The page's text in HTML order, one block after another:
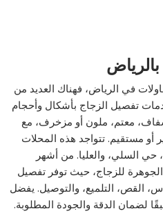
في الرياض، فهناك العديد من
تفصيل الزجاج بأشكال وأحجام
معتم، ملون أو مزخرف، مع
مستقيم. تتواجد هذه المحلات
حي السلي، والعليا. من أشهر
للزجاج، حيث توفر تفصيل
القص، التلميع، والتوصيل. يفضل
لضمان الدقة والجودة المطلوبة.